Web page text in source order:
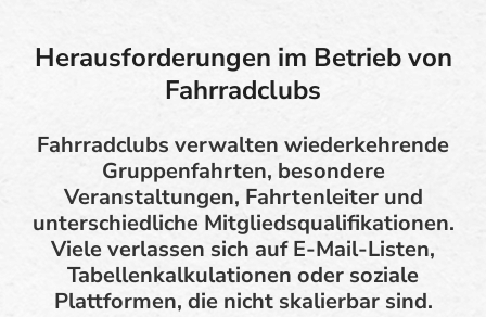
Herausforderungen im Betrieb von
Fahrradclubs
Fahrradclubs verwalten wiederkehrende
Gruppenfahrten, besondere
Veranstaltungen, Fahrtenleiter und
unterschiedliche Mitgliedsqualifikationen.
Viele verlassen sich auf E-Mail-Listen,
Tabellenkalkulationen oder soziale
Plattformen, die nicht skalierbar sind.